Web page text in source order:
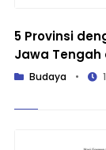
5 Provinsi
Jawa Tengah
Budaya •